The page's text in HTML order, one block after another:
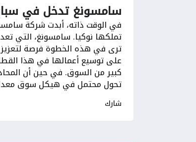
سامسونغ تدخل في
في الوقت ذاته، أبدت شركة
تملكها نوكيا. سامسونغ، التي
ترى في هذه الخطوة فرصة
على توسيع أعمالها في هذا
كبير من السوق. في حين أن
تحول محتمل في هيكل سوق
شارك